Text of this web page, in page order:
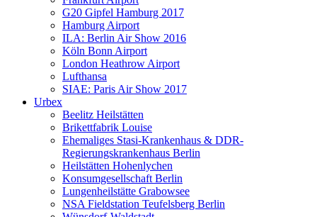
G20 Gipfel Hamburg 2017
Hamburg Airport
ILA: Berlin Air Show 2016
Köln Bonn Airport
London Heathrow Airport
Lufthansa
SIAE: Paris Air Show 2017
Urbex
Beelitz Heilstätten
Brikettfabrik Louise
Ehemaliges Stasi-Krankenhaus & DDR-
Regierungskrankenhaus Berlin
Heilstätten Hohenlychen
Konsumgesellschaft Berlin
Lungenheilstätte Grabowsee
NSA Fieldstation Teufelsberg Berlin